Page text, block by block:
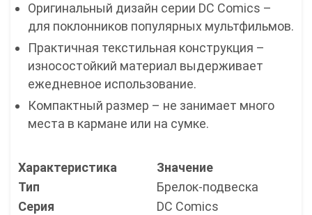
Оригинальный дизайн серии DC Comics –
для поклонников популярных мультфильмов.
Практичная текстильная конструкция –
износостойкий материал выдерживает
ежедневное использование.
Компактный размер – не занимает много
места в кармане или на сумке.
Характеристика
Значение
Тип
Брелок-подвеска
Серия
DC Comics